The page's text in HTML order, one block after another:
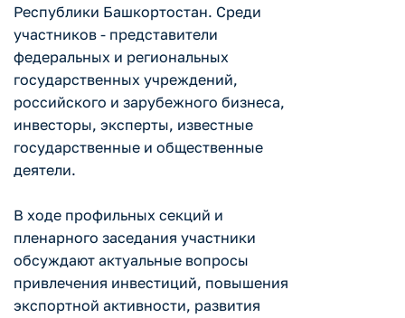
Республики Башкортостан. Среди
участников - представители
федеральных и региональных
государственных учреждений,
российского и зарубежного бизнеса,
инвесторы, эксперты, известные
государственные и общественные
деятели.
В ходе профильных секций и
пленарного заседания участники
обсуждают актуальные вопросы
привлечения инвестиций, повышения
экспортной активности, развития